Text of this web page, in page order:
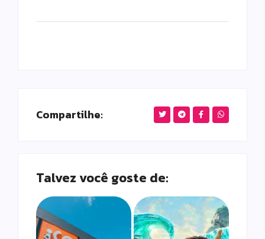
Compartilhe:
Talvez você goste de: